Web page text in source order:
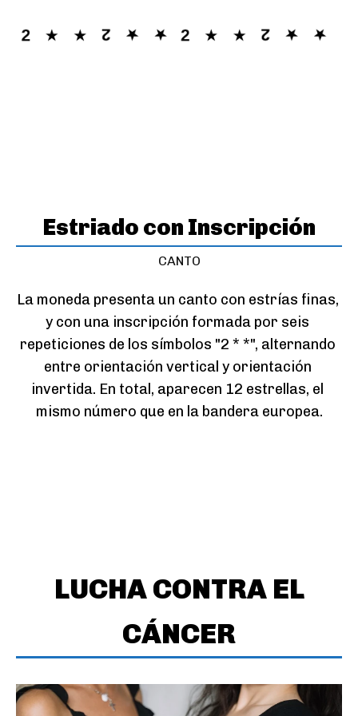
Estriado con Inscripción
CANTO
La moneda presenta un canto con estrías finas,
y con una inscripción formada por seis
repeticiones de los símbolos "2 * *", alternando
entre orientación vertical y orientación
invertida. En total, aparecen 12 estrellas, el
mismo número que en la bandera europea.
LUCHA CONTRA EL
CÁNCER